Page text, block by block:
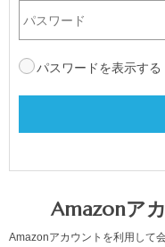
パスワードを表示する
Amazonア
Amazonアカウントを利用して